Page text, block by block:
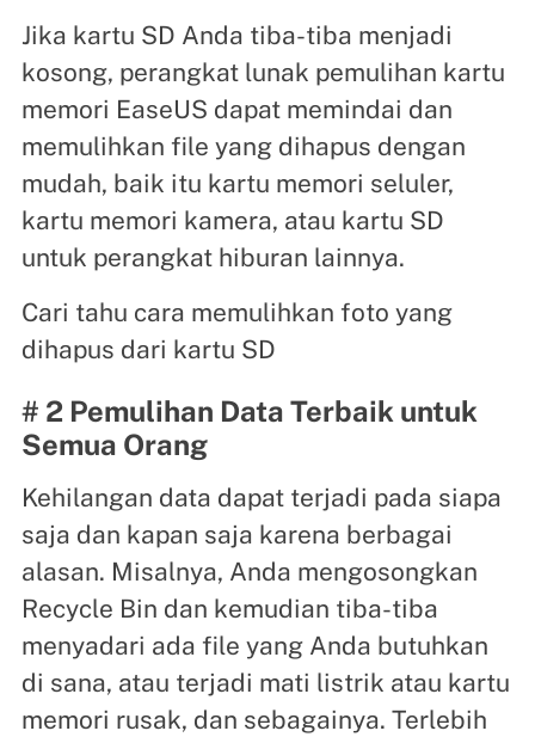
Jika kartu SD Anda tiba-tiba menjadi
kosong, perangkat lunak pemulihan kartu
memori EaseUS dapat memindai dan
memulihkan file yang dihapus dengan
mudah, baik itu kartu memori seluler,
kartu memori kamera, atau kartu SD
untuk perangkat hiburan lainnya.
Cari tahu cara memulihkan foto yang
dihapus dari kartu SD
# 2 Pemulihan Data Terbaik untuk
Semua Orang
Kehilangan data dapat terjadi pada siapa
saja dan kapan saja karena berbagai
alasan. Misalnya, Anda mengosongkan
Recycle Bin dan kemudian tiba-tiba
menyadari ada file yang Anda butuhkan
di sana, atau terjadi mati listrik atau kartu
memori rusak, dan sebagainya. Terlebih